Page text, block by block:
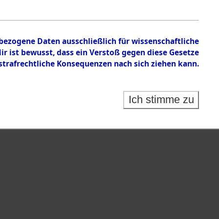
Daten ausschließlich für wissenschaftliche
bewusst, dass ein Verstoß gegen diese Gesetze
Konsequenzen nach sich ziehen kann.
Ich stimme zu